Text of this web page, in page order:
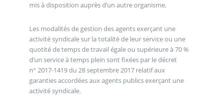
mis à disposition auprès d’un autre organisme.
Les modalités de gestion des agents exerçant une
activité syndicale sur la totalité de leur service ou une
quotité de temps de travail égale ou supérieure à 70 %
d’un service à temps plein sont fixées par le décret
n° 2017-1419 du 28 septembre 2017 relatif aux
garanties accordées aux agents publics exerçant une
activité syndicale.